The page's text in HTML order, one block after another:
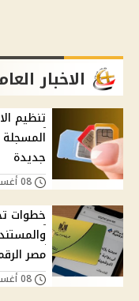
الاخبار
تنظيم
جديدة
مصر